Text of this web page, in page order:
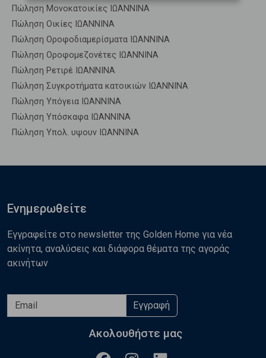
Πώληση Μονοκατοικίες ΙΩΑΝΝΙΝΑ
Πώληση Οικίες ΙΩΑΝΝΙΝΑ
Πώληση Οροφοδιαμερίσματα ΙΩΑΝΝΙΝΑ
Πώληση Οροφομεζονέτες ΙΩΑΝΝΙΝΑ
Πώληση Ρετιρέ ΙΩΑΝΝΙΝΑ
Πώληση Συγκροτήματα κατοικιών ΙΩΑΝΝΙΝΑ
Πώληση Υπόγεια ΙΩΑΝΝΙΝΑ
Πώληση Υπόσκαφα ΙΩΑΝΝΙΝΑ
Πώληση Υπολ. υψουν ΙΩΑΝΝΙΝΑ
Ενημερωθείτε
Εγγραφείτε στο newsletter της Golden Home για νέα
ακίνητα, αναλύσεις και διάφορα θέματα της αγοράς
ακινήτων
Εγγραφή
Ακολουθήστε μας